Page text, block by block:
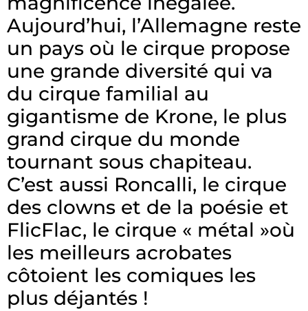
Aujourd’hui, l’Allemagne reste
un pays où le cirque propose
une grande diversité qui va
du cirque familial au
gigantisme de Krone, le plus
grand cirque du monde
tournant sous chapiteau.
C’est aussi Roncalli, le cirque
des clowns et de la poésie et
FlicFlac, le cirque « métal »où
les meilleurs acrobates
côtoient les comiques les
plus déjantés !